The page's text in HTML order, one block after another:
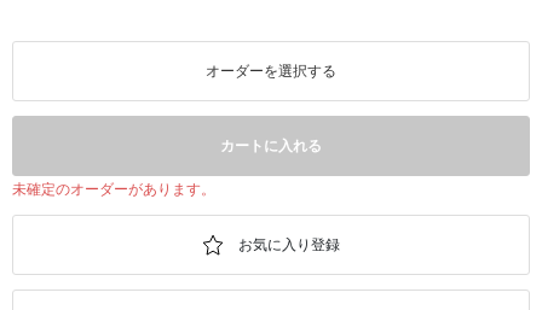
オーダーを選択する
カートに入れる
未確定のオーダーがあります。